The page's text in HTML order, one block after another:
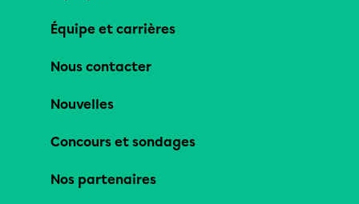
Équipe et carrières
Nous contacter
Nouvelles
Concours et sondages
Nos partenaires